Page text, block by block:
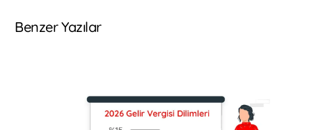
Benzer Yazılar